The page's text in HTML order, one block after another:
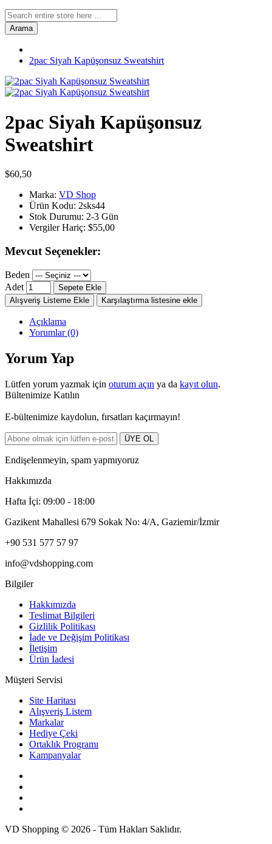
Arama
2pac Siyah Kapüşonsuz Sweatshirt
2pac Siyah Kapüşonsuz
Sweatshirt
$60,50
Marka: VD Shop
Ürün Kodu: 2sks44
Stok Durumu: 2-3 Gün
Vergiler Hariç: $55,00
Mevcut Seçenekler:
Beden
Adet
Sepete Ekle
Alışveriş Listeme Ekle
Karşılaştırma listesine ekle
Açıklama
Yorumlar (0)
Yorum Yap
Lütfen yorum yazmak için oturum açın ya da kayıt olun.
Bültenimize Katılın
E-bültenimize kaydolun, fırsatları kaçırmayın!
ÜYE OL
Endişelenmeyin, spam yapmıyoruz
Hakkımızda
Hafta İçi: 09:00 - 18:00
Gazikent Mahallesi 679 Sokak No: 4/A, Gaziemir/İzmir
+90 531 577 57 97
info@vdshopping.com
Bilgiler
Hakkımızda
Teslimat Bilgileri
Gizlilik Politikası
İade ve Değişim Politikası
İletişim
Ürün İadesi
Müşteri Servisi
Site Haritası
Alışveriş Listem
Markalar
Hediye Çeki
Ortaklık Programı
Kampanyalar
VD Shopping © 2026 - Tüm Hakları Saklıdır.